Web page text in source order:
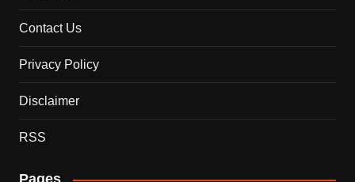
Contact Us
Privacy Policy
Disclaimer
RSS